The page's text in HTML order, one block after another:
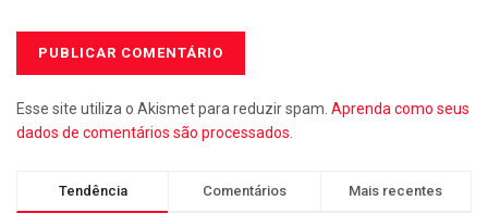
Esse site utiliza o Akismet para reduzir spam. Aprenda como seus
dados de comentários são processados
Tendência Comentários Mais recentes